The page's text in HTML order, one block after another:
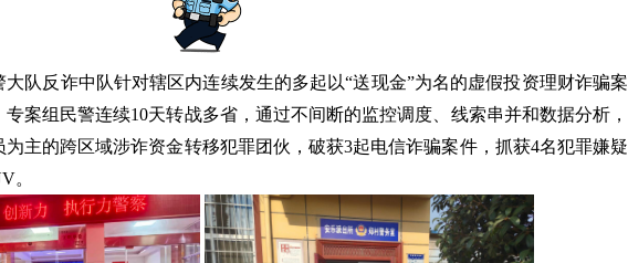
大队反诈中队针对辖区内连续发生的多起以“送现金”为名的虚假投资理财诈骗案
案组民警连续10天转战多省，通过不间断的监控调度、线索串并和数据分析，
主的跨区域涉诈资金转移犯罪团伙，破获3起电信诈骗案件，抓获4名犯罪嫌疑
。